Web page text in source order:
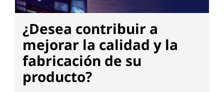
¿Desea contribuir a
mejorar la calidad y la
fabricación de su
producto?